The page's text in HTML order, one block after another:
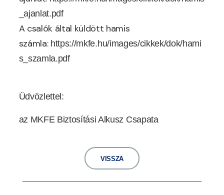
_ajanlat.pdf
A csalók által küldött hamis
számla:https://mkfe.hu/images/cikkek/dok/hami
s_szamla.pdf
Üdvözlettel:
az MKFE Biztosítási Alkusz Csapata
VISSZA